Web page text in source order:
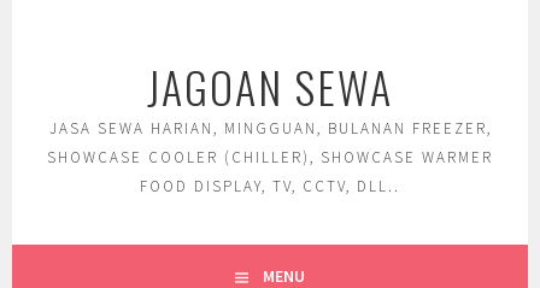
JAGOAN SEWA
JASA SEWA HARIAN, MINGGUAN, BULANAN FREEZER,
SHOWCASE COOLER (CHILLER), SHOWCASE WARMER
FOOD DISPLAY, TV, CCTV, DLL..
MENU